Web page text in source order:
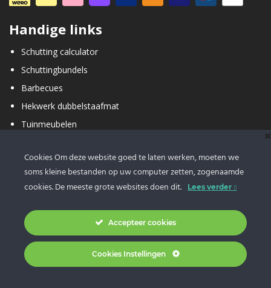
Handige links
Schutting calculator
Schuttingbundels
Barbecues
Hekwerk dubbelstaafmat
Tuinmeubelen
Klantenservice
Contact
Cookies Om deze website goed te laten werken, moeten we
soms kleine bestanden op uw computer zetten, zogenaamde
cookies. De meeste grote websites doen dit.
Lees verder
Accepteer cookies
Cookies Instellingen